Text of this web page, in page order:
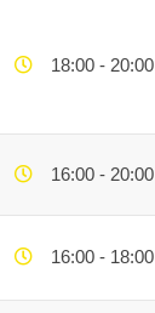
18:00 - 20:00
16:00 - 20:00
16:00 - 18:00